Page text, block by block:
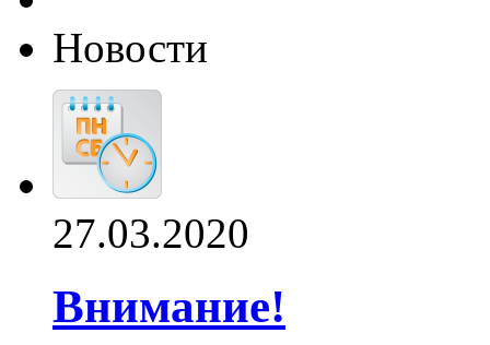
Новости
27.03.2020
Внимание!